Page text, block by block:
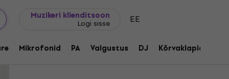
Muzikeri klienditsoon
Logi sisse EE
Mikrofonid PA Valgustus DJ Kõrvaklapid
4/4-3/4 Gold
1255135